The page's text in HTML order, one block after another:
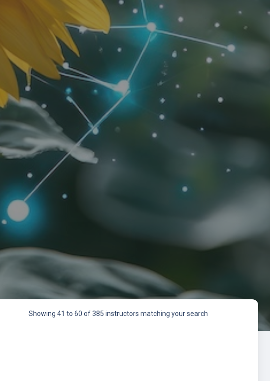
Showing 41 to 60 of 385 instructors matching your search